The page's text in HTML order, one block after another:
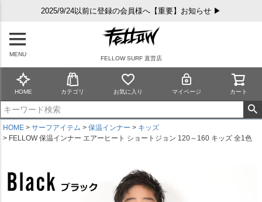
2025/9/24以前に登録の会員様へ【重要】お知らせ ▶
MENU
FELLOW SURF 直営店
HOME カテゴリ お気に入り マイページ カート
HOME サーフアイテム 保温インナー
キッズ
FELLOW 保温インナー エアーヒート ショートジョン 120～160 キッズ 全1色